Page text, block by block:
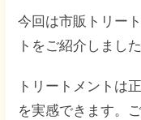
今回は市販トリー
トをご紹介しました
トリートメントは
を実感できます。